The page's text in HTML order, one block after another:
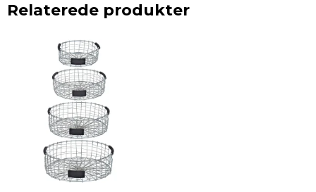
Relaterede produkter